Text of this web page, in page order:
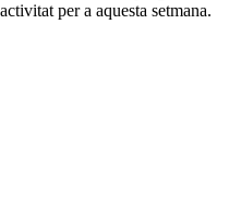
per a aquesta setmana.